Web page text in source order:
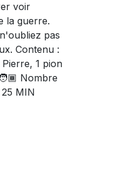
voir
la guerre.
pas
Contenu :
1 pion
Nombre
MIN